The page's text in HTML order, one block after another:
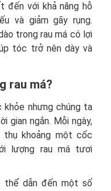
đến với khả năng hỗ
và giảm gãy rụng.
trong rau má có lợi
tóc trở nên dày và
rau má?
nhưng chúng ta
gian ngắn. Mỗi ngày,
khoảng một cốc
lượng rau má tươi
thể dẫn đến một số